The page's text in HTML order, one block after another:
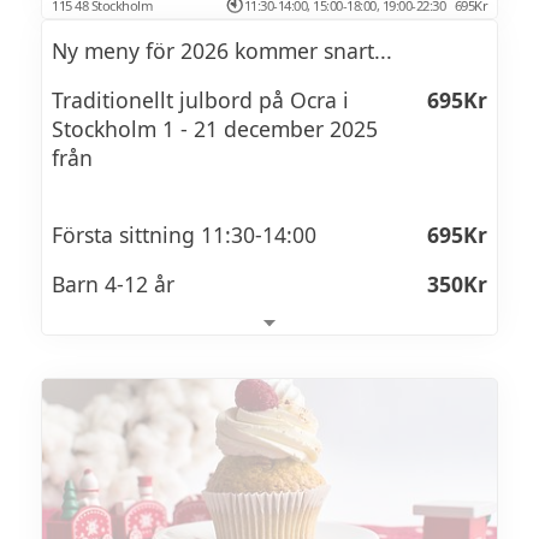
Äppelmos
Ullas pickles
Pressgurka
Rödlök
Lingonchutney
Ostar
Senapsill
Brantevik sill
Gin & tonic sill
Curry kokosmjölksill
Dragon sill
Pepparrot, äpple, youghurtsill
Saffranssill
Matjesill
115 48 Stockholm
11:30-14:00, 15:00-18:00, 19:00-22:30 695Kr
Ny meny för 2026 kommer snart...
Traditionellt julbord på Ocra i
Stockholm 1 - 21 december 2025
från
695Kr
Första sittning 11:30-14:00
695Kr
Barn 4-12 år
350Kr
Barn 4-12 år
Tredje sittning 19:00-22:30